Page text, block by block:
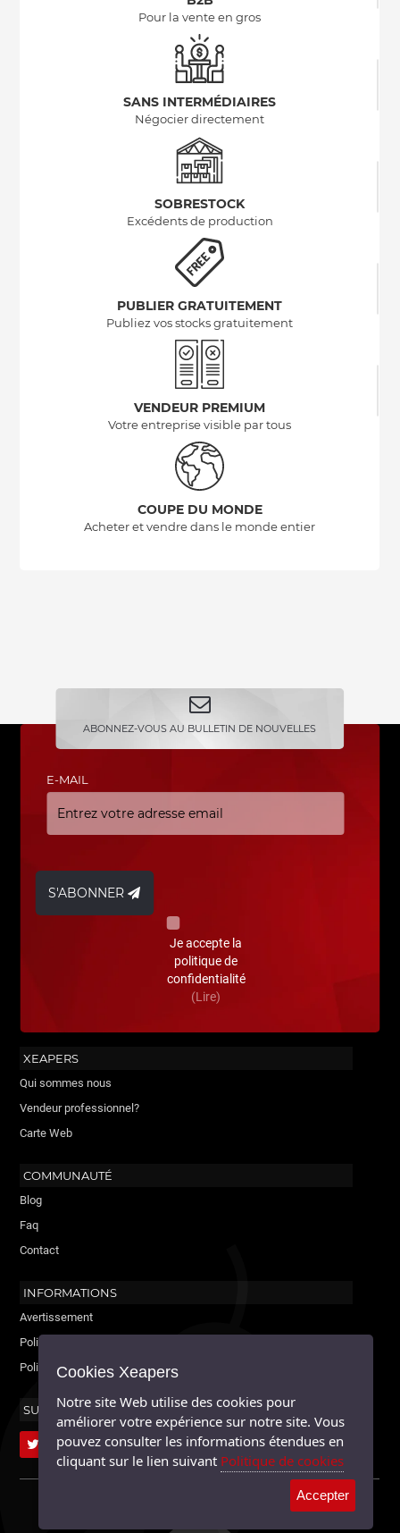
Pour la vente en gros
SANS INTERMÉDIAIRES
Négocier directement
SOBRESTOCK
Excédents de production
PUBLIER GRATUITEMENT
Publiez vos stocks gratuitement
VENDEUR PREMIUM
Votre entreprise visible par tous
COUPE DU MONDE
Acheter et vendre dans le monde entier
ABONNEZ-VOUS AU BULLETIN DE NOUVELLES
E-MAIL
S'ABONNER
Je accepte la
politique de
confidentialité
(Lire)
XEAPERS
Qui sommes nous
Vendeur professionnel?
Carte Web
COMMUNAUTÉ
Blog
Faq
Contact
INFORMATIONS
Avertissement
Politique de cookies
Politique de confidentialité
SUIVEZ-NOUS
XEAPERS ©2026 - TOUS DROITS RÉSERVÉS. MAYABLE.
Cookies Xeapers
Notre site Web utilise des cookies pour
améliorer votre expérience sur notre site. Vous
pouvez consulter les informations étendues en
cliquant sur le lien suivant Politique de cookies
Accepter